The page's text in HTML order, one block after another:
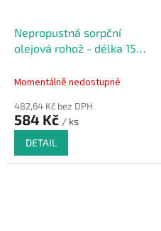
Nepropustná sorpční
olejová rohož - délka 150
Momentálně nedostupné
482,64 Kč bez DPH
584 Kč / ks
DETAIL